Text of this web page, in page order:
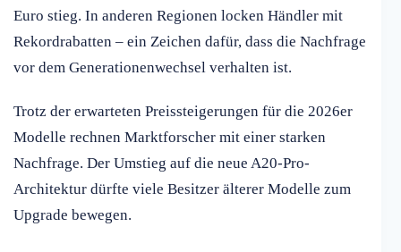
Euro stieg. In anderen Regionen locken Händler mit
Rekordrabatten – ein Zeichen dafür, dass die Nachfrage
vor dem Generationenwechsel verhalten ist.
Trotz der erwarteten Preissteigerungen für die 2026er
Modelle rechnen Marktforscher mit einer starken
Nachfrage. Der Umstieg auf die neue A20-Pro-
Architektur dürfte viele Besitzer älterer Modelle zum
Upgrade bewegen.